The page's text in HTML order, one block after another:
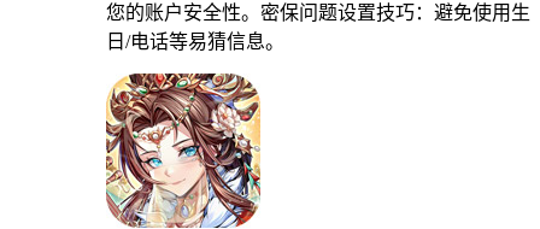
您的账户安全性。密保问题设置技巧：避免使用生
日/电话等易猜信息。